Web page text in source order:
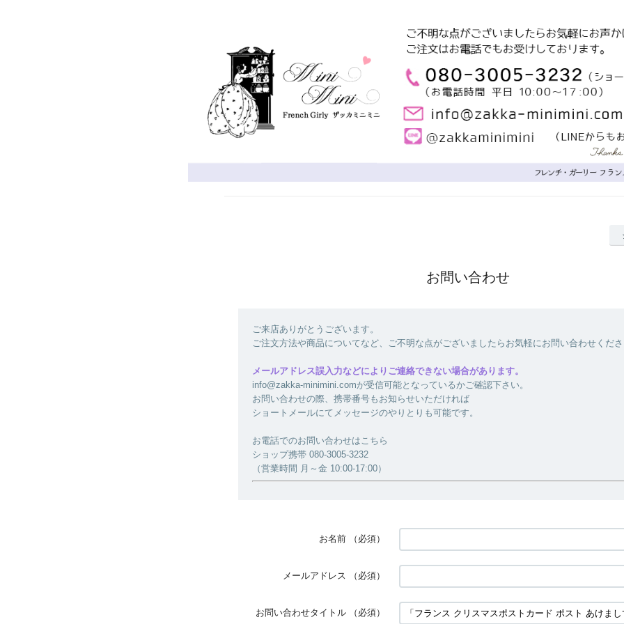
お問い合わせ
ご来店ありがとうございます。
ご注文方法や商品についてなど、ご不明な点がございましたらお気軽にお問い合わせくだ
メールアドレス誤入力などによりご連絡できない場合があります。
info@zakka-minimini.comが受信可能となっているかご確認下さい。
お問い合わせの際、携帯番号もお知らせいただければ
ショートメールにてメッセージのやりとりも可能です。
お電話でのお問い合わせはこちら
ショップ携帯 080-3005-3232
（営業時間 月～金 10:00-17:00）
お名前 （必須）
メールアドレス （必須）
お問い合わせタイトル （必須）